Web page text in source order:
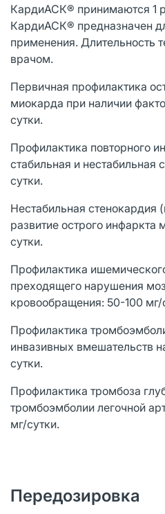
КардиАСК® принимаются 1
КардиАСК® предназначен
применения. Длительность
врачом.
Первичная профилактика
миокарда при наличии
сутки.
Профилактика повторного
стабильная и нестабильная
сутки.
Нестабильная стенокардия
развитие острого
сутки.
Профилактика
преходящего нарушения
кровообращения: 50-100 мг/
Профилактика
инвазивных вмешательств
сутки.
Профилактика тромбоза
тромбоэмболии легочной
мг/сутки.
Передозировка